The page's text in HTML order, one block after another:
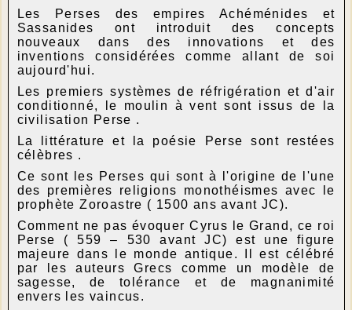
Les Perses des empires Achéménides et
Sassanides ont introduit des concepts
nouveaux dans des innovations et des
inventions considérées comme allant de soi
aujourd'hui.
Les premiers systèmes de réfrigération et d'air
conditionné, le moulin à vent sont issus de la
civilisation Perse .
La littérature et la poésie Perse sont restées
célèbres .
Ce sont les Perses qui sont à l'origine de l'une
des premières religions monothéismes avec le
prophète Zoroastre ( 1500 ans avant JC).
Comment ne pas évoquer Cyrus le Grand, ce roi
Perse ( 559 – 530 avant JC) est une figure
majeure dans le monde antique. Il est célébré
par les auteurs Grecs comme un modèle de
sagesse, de tolérance et de magnanimité
envers les vaincus.